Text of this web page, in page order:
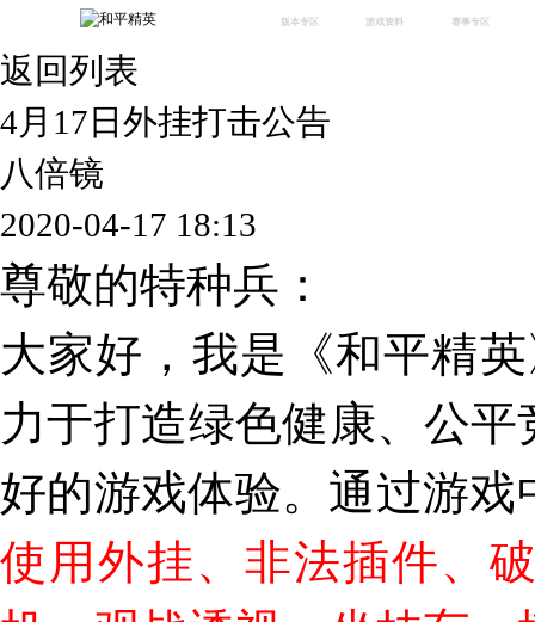
版本专区 游戏资料 赛事专区
体验服
返回列表
4月17日外挂打击公告
八倍镜
2020-04-17 18:13
尊敬的特种兵：
大家好，我是《和平精
力于打造绿色健康、公
好的游戏体验。通过游
使用外挂、非法插件、